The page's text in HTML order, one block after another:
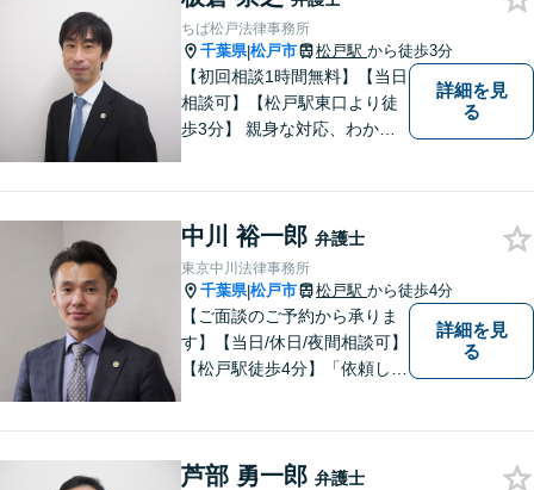
能】お客様に寄り添い、スピ
ーディーな解決策を実行しま
す。
ちば松戸法律事務所
千葉県|松戸市 松戸駅 から徒歩3分
【初回相談1時間無料】【当日
相談可】【松戸駅東口より徒
歩3分】 親身な対応、わかり
えします。まずはご相談下さ
い。
詳細を見
る
中川 裕一郎 弁護士
東京中川法律事務所
千葉県|松戸市 松戸駅 から徒歩4分
【ご面談のご予約から承りま
す】【当日/休日/夜間相談可】
【松戸駅徒歩4分】「依頼して
詳細を見
る
芦部 勇一郎 弁護士